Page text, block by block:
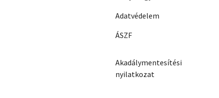
Adatvédelem
ÁSZF
Akadálymentesítési
nyilatkozat